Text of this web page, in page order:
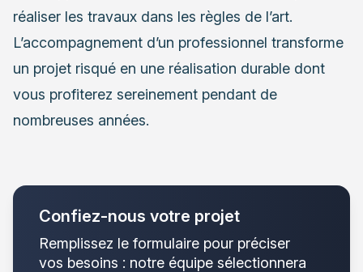
réaliser les travaux dans les règles de l’art.
L’accompagnement d’un professionnel transforme
un projet risqué en une réalisation durable dont
vous profiterez sereinement pendant de
nombreuses années.
Confiez-nous votre projet
Remplissez le formulaire pour préciser
vos besoins : notre équipe sélectionnera